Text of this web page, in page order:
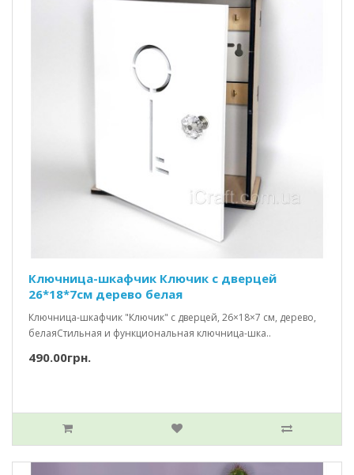
Ключница-шкафчик Ключик c дверцей
26*18*7см дерево белая
Ключница-шкафчик "Ключик" с дверцей, 26×18×7 см, дерево,
белаяСтильная и функциональная ключница-шка..
490.00грн.